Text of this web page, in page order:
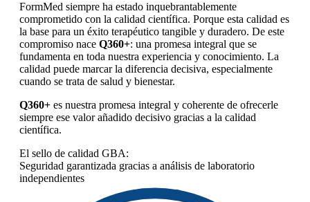
FormMed siempre ha estado inquebrantablemente
comprometido con la calidad científica. Porque esta calidad es
la base para un éxito terapéutico tangible y duradero. De este
compromiso nace Q360+: una promesa integral que se
fundamenta en toda nuestra experiencia y conocimiento. La
calidad puede marcar la diferencia decisiva, especialmente
cuando se trata de salud y bienestar.
Q360+ es nuestra promesa integral y coherente de ofrecerle
siempre ese valor añadido decisivo gracias a la calidad
científica.
El sello de calidad GBA:
Seguridad garantizada gracias a análisis de laboratorio
independientes